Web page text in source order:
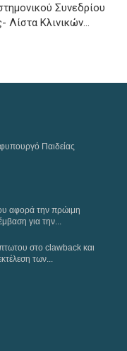
Συνεδρίου
Λίστα Κλινικών...
Ευρωπαίων
στα μέλη του
Σ.Φ. ειδική...
ΓΣΕΒΕΕ-ΚΔΒΜ στο
για...
HEPA...
Παιδείας
αφορά την πρώιμη
για την...
στο clawback και
των...
του Πρωθυπουργού
MANUAL THERAPY